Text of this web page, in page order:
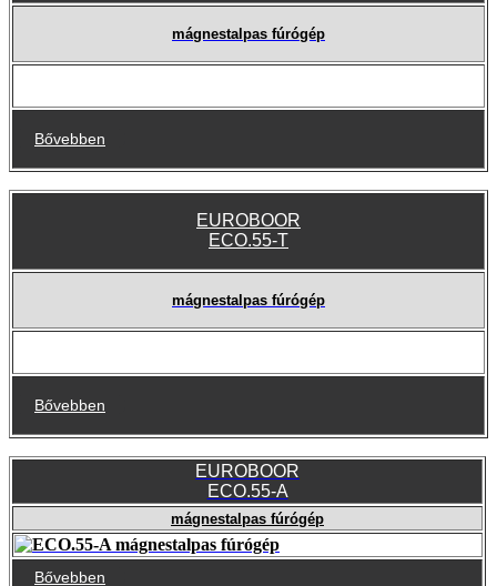
mágnestalpas fúrógép
Bővebben
EUROBOOR
ECO.55-T
mágnestalpas fúrógép
Bővebben
EUROBOOR
ECO.55-A
mágnestalpas fúrógép
Bővebben